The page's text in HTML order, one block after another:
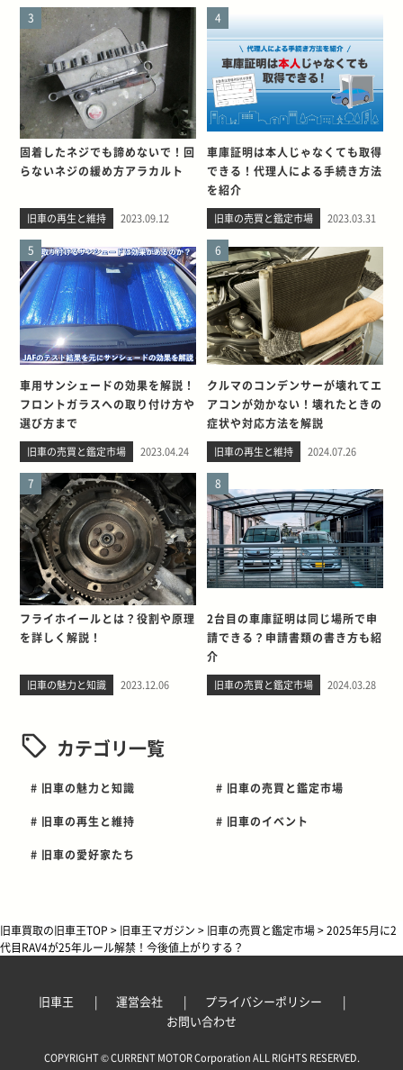
3
固着したネジでも諦めないで！回
らないネジの緩め方アラカルト
旧車の再生と維持 2023.09.12
4
車庫証明は本人じゃなくても取得
できる！代理人による手続き方法
を紹介
旧車の売買と鑑定市場 2023.03.31
5
車用サンシェードの効果を解説！
フロントガラスへの取り付け方や
選び方まで
旧車の売買と鑑定市場 2023.04.24
6
クルマのコンデンサーが壊れてエ
アコンが効かない！壊れたときの
症状や対応方法を解説
旧車の再生と維持 2024.07.26
7
フライホイールとは？役割や原理
を詳しく解説！
旧車の魅力と知識 2023.12.06
8
2台目の車庫証明は同じ場所で申
請できる？申請書類の書き方も紹
介
旧車の売買と鑑定市場 2024.03.28
カテゴリ一覧
# 旧車の魅力と知識 # 旧車の売買と鑑定市場
# 旧車の再生と維持 # 旧車のイベント
# 旧車の愛好家たち
旧車買取の旧車王TOP > 旧車王マガジン > 旧車の売買と鑑定市場>2025年5月に2
代目RAV4が25年ルール解禁！今後値上がりする？
旧車王 運営会社
プライバシーポリシー
お問い合わせ
COPYRIGHT © CURRENT MOTOR Corporation ALL RIGHTS RESERVED.